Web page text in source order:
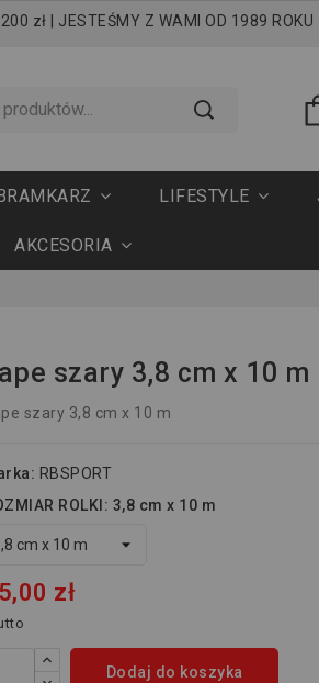
zł | JESTEŚMY Z WAMI OD 1989 ROKU
BRAMKARZ LIFESTYLE
AKCESORIA
szary 3,8 cm x 10 m
szary 3,8 cm x 10 m
RBSPORT
ROLKI: 3,8 cm x 10 m
zł
Dodaj do koszyka